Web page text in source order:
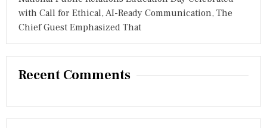
बा
with Call for Ethical, AI-Ready Communication, The
Chief Guest Emphasized That
Recent Comments